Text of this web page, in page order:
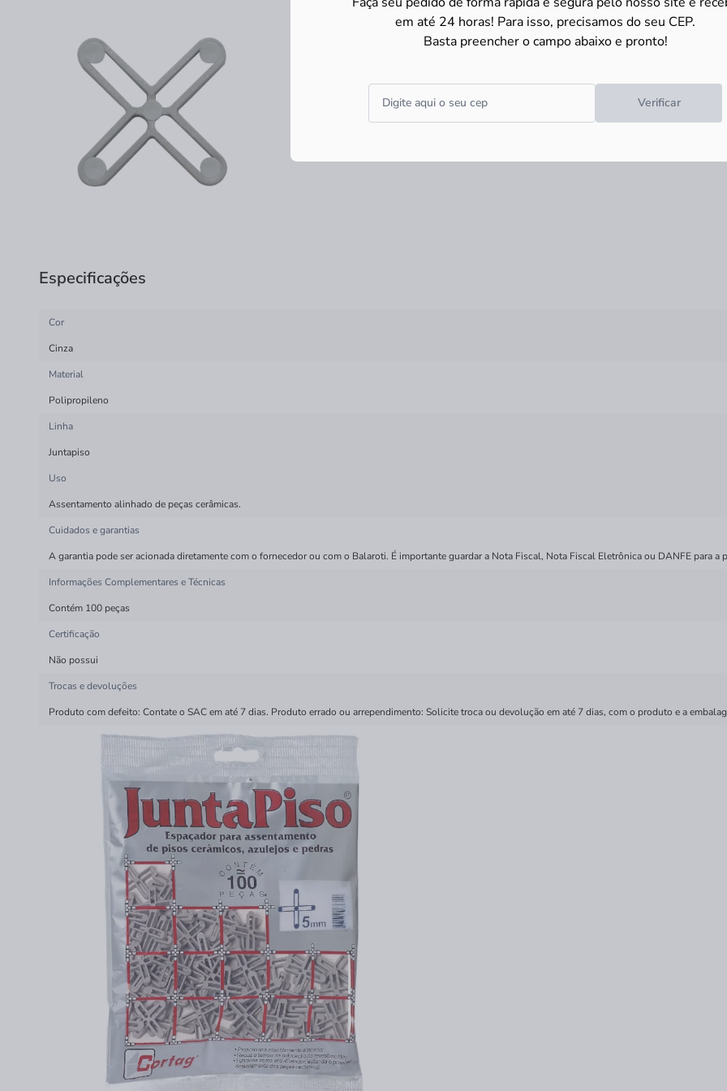
em até 24 horas! Para isso, precisamos do seu CEP.
Basta preencher o campo abaixo e pronto!
Verificar
Especificações
Cor
Cinza
Material
Polipropileno
Linha
Juntapiso
Uso
Assentamento alinhado de peças cerâmicas.
Cuidados e garantias
A garantia pode ser acionada diretamente com o fornecedor ou com o Balaroti. É importante guardar a Nota Fiscal, Nota Fiscal Eletrônica ou DANFE para a
Informações Complementares e Técnicas
Contém 100 peças
Certificação
Não possui
Trocas e devoluções
Produto com defeito: Contate o SAC em até 7 dias. Produto errado ou arrependimento: Solicite troca ou devolução em até 7 dias, com o produto e a